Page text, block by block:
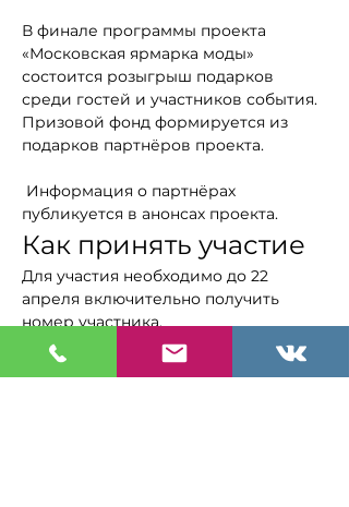
В финале программы проекта
«Московская ярмарка моды»
состоится розыгрыш подарков
среди гостей и участников события.
Призовой фонд формируется из
подарков партнёров проекта.
публикуется в анонсах проекта.
Как принять участие
Для участия необходимо до 22
апреля включительно получить
номер участника.
Для этого необходимо выполнить
условия участия: